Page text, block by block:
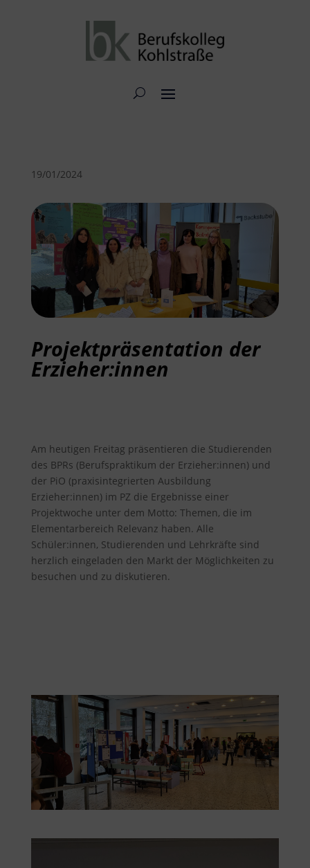
19/01/2024
Projektpräsentation der
Erzieher:innen
Am heutigen Freitag präsentieren die Studierenden
des BPRs (Berufspraktikum der Erzieher:innen) und
der PiO (praxisintegrierten Ausbildung
Erzieher:innen) im PZ die Ergebnisse einer
Projektwoche unter dem Motto: Themen, die im
Elementarbereich Relevanz haben. Alle
Schüler:innen, Studierenden und Lehrkräfte sind
herzlich eingeladen den Markt der Möglichkeiten zu
besuchen und zu diskutieren.